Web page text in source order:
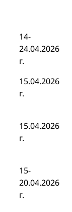
14-
24.04.2026
г.
15.04.2026
г.
15.04.2026
г.
15-
20.04.2026
г.